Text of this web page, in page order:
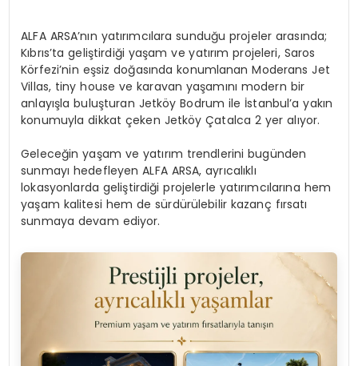
ALFA ARSA’nın yatırımcılara sunduğu projeler arasında;
Kıbrıs’ta geliştirdiği yaşam ve yatırım projeleri, Saros
Körfezi’nin eşsiz doğasında konumlanan Moderans Jet
Villas, tiny house ve karavan yaşamını modern bir
anlayışla buluşturan Jetköy Bodrum ile İstanbul’a yakın
konumuyla dikkat çeken Jetköy Çatalca 2 yer alıyor.
Geleceğin yaşam ve yatırım trendlerini bugünden
sunmayı hedefleyen ALFA ARSA, ayrıcalıklı
lokasyonlarda geliştirdiği projelerle yatırımcılarına hem
yaşam kalitesi hem de sürdürülebilir kazanç fırsatı
sunmaya devam ediyor.